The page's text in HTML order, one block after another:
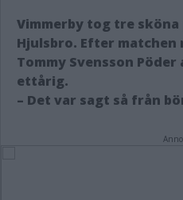
Vimmerby tog tre sköna
Hjulsbro. Efter matchen
Tommy Svensson
ettårig.
– Det var sagt så från